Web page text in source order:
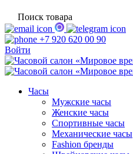
Поиск товара
+7 920 620 00 90
Войти
Часы
Мужские часы
Женские часы
Спортивные часы
Механические часы
Fashion бренды